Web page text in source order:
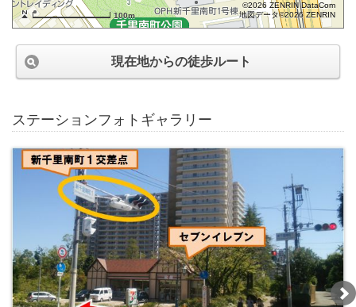
100m
©2026 ZENRIN DataCom
地図データ©2026 ZENRIN
現在地からの徒歩ルート
ステーションフォトギャラリー